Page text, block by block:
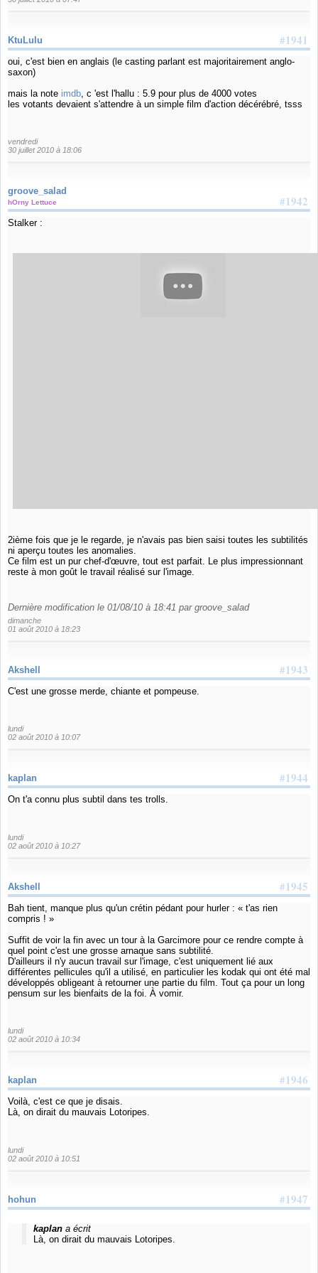
#1941
KtuLulu
oui, c'est bien en anglais (le casting parlant est majoritairement anglo-
saxon)
mais la note imdb , c 'est l'hallu : 5.9 pour plus de 4000 votes
les votants devaient s'attendre à un simple film d'action décérébré, tsss
vendredi
30 juillet 2010 à 18:06
groove_salad
#1942
hOrny Lettuce
Stalker :
2ième fois que je le regarde, je n'avais pas bien saisi toutes les subtilités
ni aperçu toutes les anomalies.
Ce film est un pur chef-d'œuvre, tout est parfait. Le plus impressionnant
reste à mon goût le travail réalisé sur l'image.
Dernière modification le 01/08/10 à 18:41 par groove_salad
dimanche
01 août 2010 à 18:23
#1943
Akshell
C'est une grosse merde, chiante et pompeuse.
lundi
02 août 2010 à 10:07
#1944
kaplan
On t'a connu plus subtil dans tes trolls.
lundi
02 août 2010 à 10:27
#1945
Akshell
Bah tient, manque plus qu'un crétin pédant pour hurler : « t'as rien
compris ! »
Suffit de voir la fin avec un tour à la Garcimore pour ce rendre compte à
quel point c'est une grosse arnaque sans subtilité.
D'ailleurs il n'y aucun travail sur l'image, c'est uniquement lié aux
différentes pellicules qu'il a utilisé, en particulier les kodak qui ont été mal
développés obligeant à retourner une partie du film. Tout ça pour un long
pensum sur les bienfaits de la foi. À vomir.
lundi
02 août 2010 à 10:34
#1946
kaplan
Voilà, c'est ce que je disais.
Là, on dirait du mauvais Lotoripes.
lundi
02 août 2010 à 10:51
#1947
hohun
kaplana écrit
Là, on dirait du mauvais Lotoripes.